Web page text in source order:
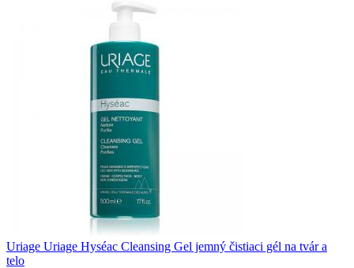
Uriage Uriage Hyséac Cleansing Gel jemný čistiaci gél na tvár a
telo